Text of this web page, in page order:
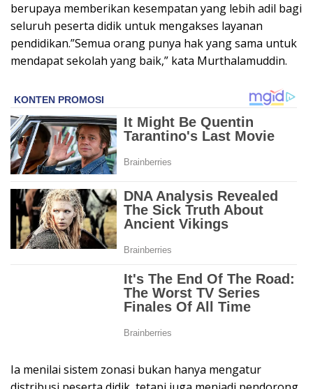
berupaya memberikan kesempatan yang lebih adil bagi
seluruh peserta didik untuk mengakses layanan
pendidikan.”Semua orang punya hak yang sama untuk
mendapat sekolah yang baik,” kata Murthalamuddin.
Ia menilai sistem zonasi bukan hanya mengatur